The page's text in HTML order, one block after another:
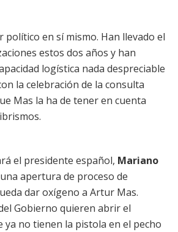
político en sí mismo. Han llevado el
estos dos años y han
logística nada despreciable
la celebración de la consulta
Mas la ha de tener en cuenta
el presidente español, Mariano
apertura de proceso de
dar oxígeno a Artur Mas.
Gobierno quieren abrir el
ya no tienen la pistola en el pecho